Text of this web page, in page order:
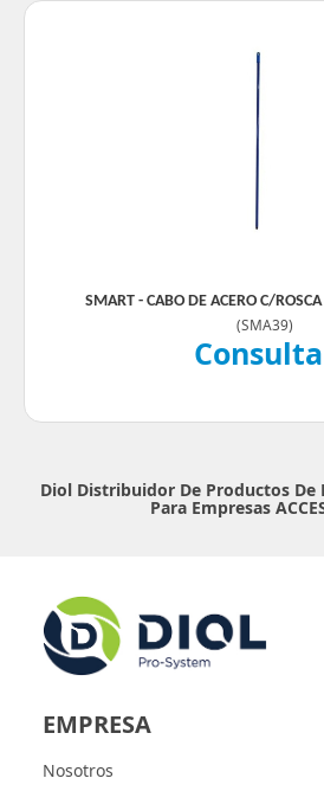
SMART - CABO DE ACERO C/
(SMA39)
Diol Distribuidor De Productos De
Para Empresas
EMPRESA
Nosotros